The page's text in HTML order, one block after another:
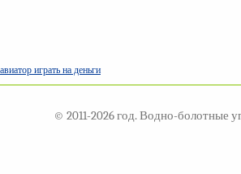
авиатор играть на деньги
© 2011-2026 год. Водно-болотные